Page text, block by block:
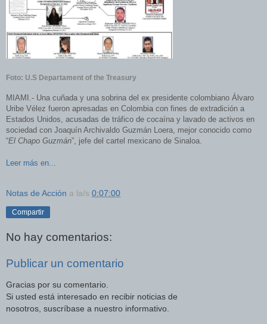
Foto: U.S Departament of the Treasury
MIAMI.- Una cuñada y una sobrina del ex presidente colombiano Álvaro
Uribe Vélez fueron apresadas en Colombia con fines de extradición a
Estados Unidos, acusadas de tráfico de cocaína y lavado de activos en
sociedad con Joaquín Archivaldo Guzmán Loera, mejor conocido como
“El Chapo Guzmán”, jefe del cartel mexicano de Sinaloa.
Leer más en...
Notas de Acción a la/s 0:07:00
Compartir
No hay comentarios:
Publicar un comentario
Gracias por su comentario.
Si usted está interesado en recibir noticias de
nosotros, suscríbase a nuestro informativo.